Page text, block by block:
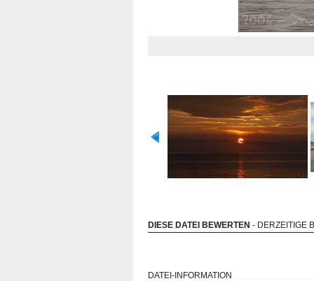
DIESE DATEI BEWERTEN - DERZEITIGE
DATEI-INFORMATION